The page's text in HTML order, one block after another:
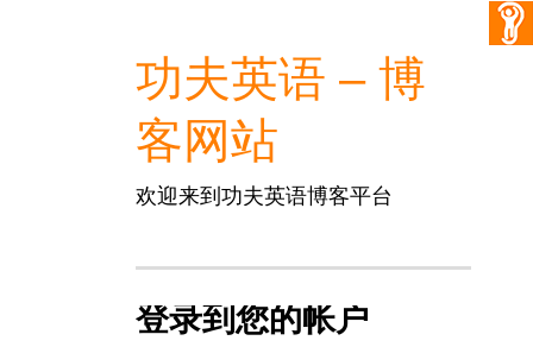
功夫英语 – 博
客网站
欢迎来到功夫英语博客平台
登录到您的帐户